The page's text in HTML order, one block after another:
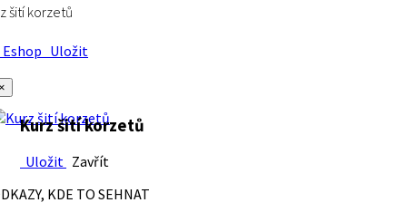
šití korzetů
Uložit
Kurz šití korzetů
Uložit Zavřít
KDE TO SEHNAT